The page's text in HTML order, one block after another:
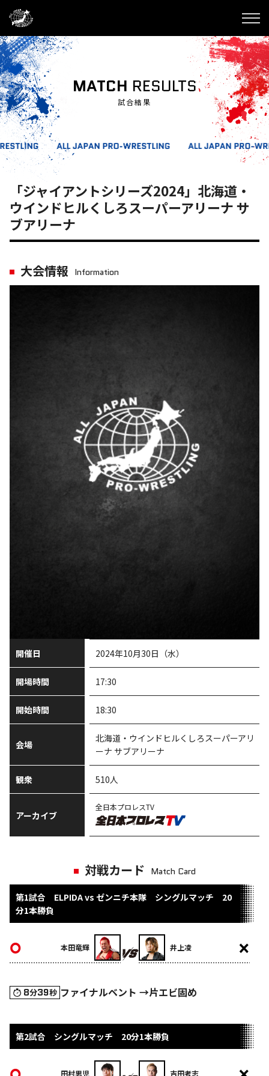
MATCH RESULTS
試合結果
「ジャイアントシリーズ2024」北海道・
ウインドヒルくしろスーパーアリーナ サ
ブアリーナ
大会情報 Information
開催日 2024年10月30日（水）
開場時間 17:30
開始時間 18:30
会場
北海道・ウインドヒルくしろスーパーアリ
ーナ サブアリーナ
観衆 510人
アーカイブ
全日本プロレスTV
対戦カード Match Card
第1試合 ELPIDA vs ゼンニチ本隊 シングルマッチ 20
分1本勝負
本田竜輝 井上凌
8分39秒 ファイナルベント →片エビ固め
第2試合 シングルマッチ 20分1本勝負
田村男児 吉田考志